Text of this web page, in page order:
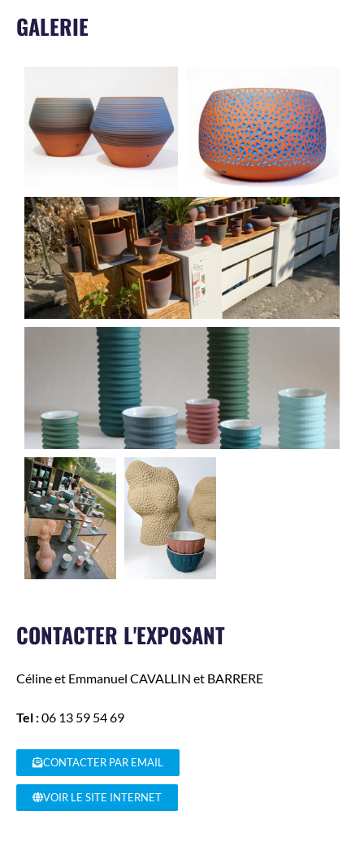
GALERIE
CONTACTER L'EXPOSANT
Céline et Emmanuel CAVALLIN et BARRERE
Tel :06 13 59 54 69
CONTACTER PAR EMAIL
VOIR LE SITE INTERNET